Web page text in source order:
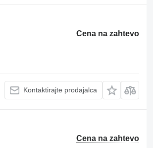
Cena na zahtevo
Kontaktirajte prodajalca
Cena na zahtevo